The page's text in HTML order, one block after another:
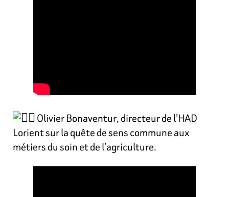
Olivier Bonaventur, directeur de l’HAD
Lorient sur la quête de sens commune aux
métiers du soin et de l’agriculture.